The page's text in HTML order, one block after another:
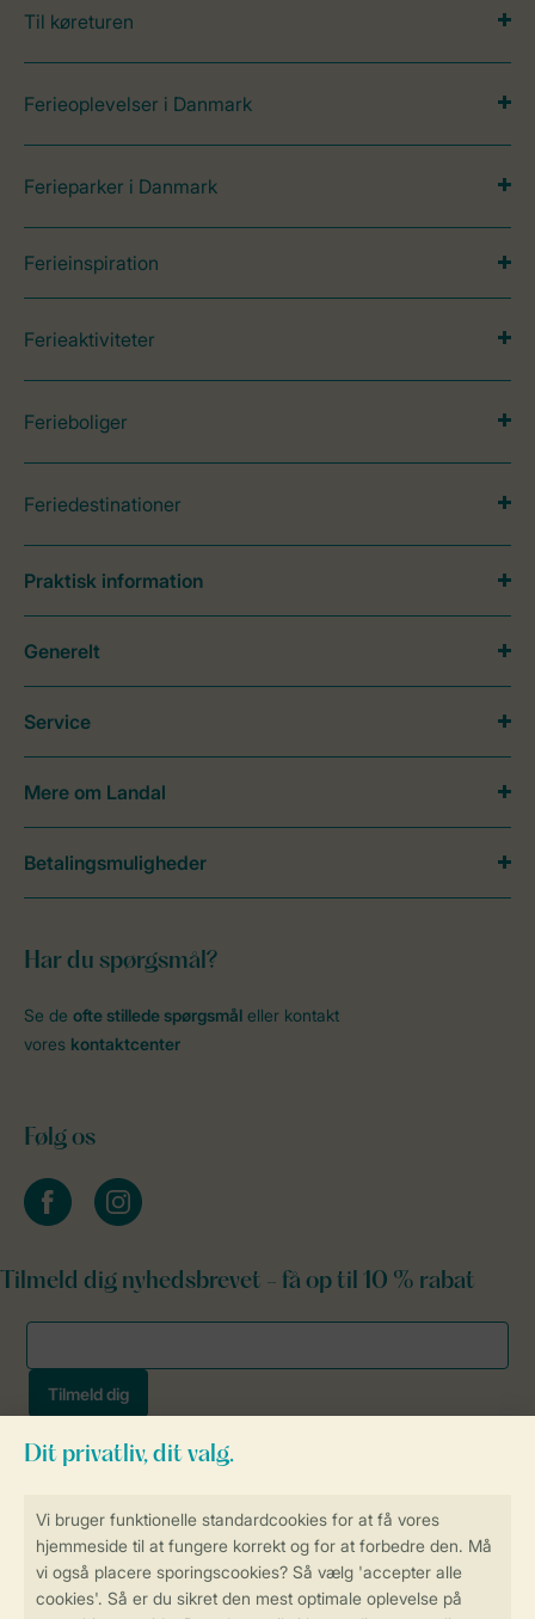
Sikker datahåndtering
Sikker betaling
Til køreturen
Ferieoplevelser i Danmark
Ferieparker i Danmark
Ferieinspiration
Ferieaktiviteter
Ferieboliger
Feriedestinationer
Har du spørgsmål?
Se de ofte stillede spørgsmål eller kontakt
vores kontaktcenter
Følg os
facebookinstagram
Tilmeld dig nyhedsbrevet - få op til 10 % rabat
Praktisk information
Generelt
Service
Mere om Landal
Betalingsmuligheder